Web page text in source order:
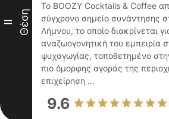
II Θέση
Το BOOZY Cocktails & Coffee
σύγχρονο σημείο συνάντησης
Λήμνου, το οποίο διακρίνεται
αναζωογονητική του εμπειρία
ψυχαγωγίας, τοποθετημένο
πιο όμορφης αγοράς της
επιχείρηση ...
9.6